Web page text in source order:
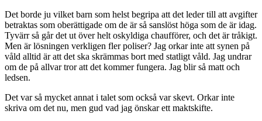
Det borde ju vilket barn som helst begripa att det leder till att avgifter
betraktas som oberättigade om de är så sanslöst höga som de är idag.
Tyvärr så går det ut över helt oskyldiga chaufförer, och det är tråkigt.
Men är lösningen verkligen fler poliser? Jag orkar inte att synen på
våld alltid är att det ska skrämmas bort med statligt våld. Jag undrar
om de på allvar tror att det kommer fungera. Jag blir så matt och
ledsen.
Det var så mycket annat i talet som också var skevt. Orkar inte
skriva om det nu, men gud vad jag önskar ett maktskifte.